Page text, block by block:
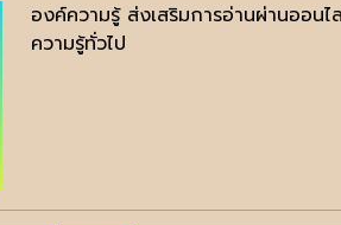
องค์ความรู้ ส่งเสริมการอ่านผ่านออน
ความรู้ทั่วไป